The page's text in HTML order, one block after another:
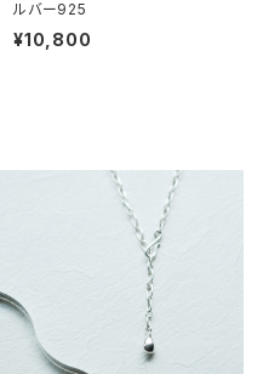
ルバー925
¥10,800